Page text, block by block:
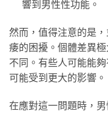
響到男性性功能。
然而，值得注意的是
痿的困擾。個體差異
不同。有些人可能能
可能受到更大的影響。
在應對這一問題時，